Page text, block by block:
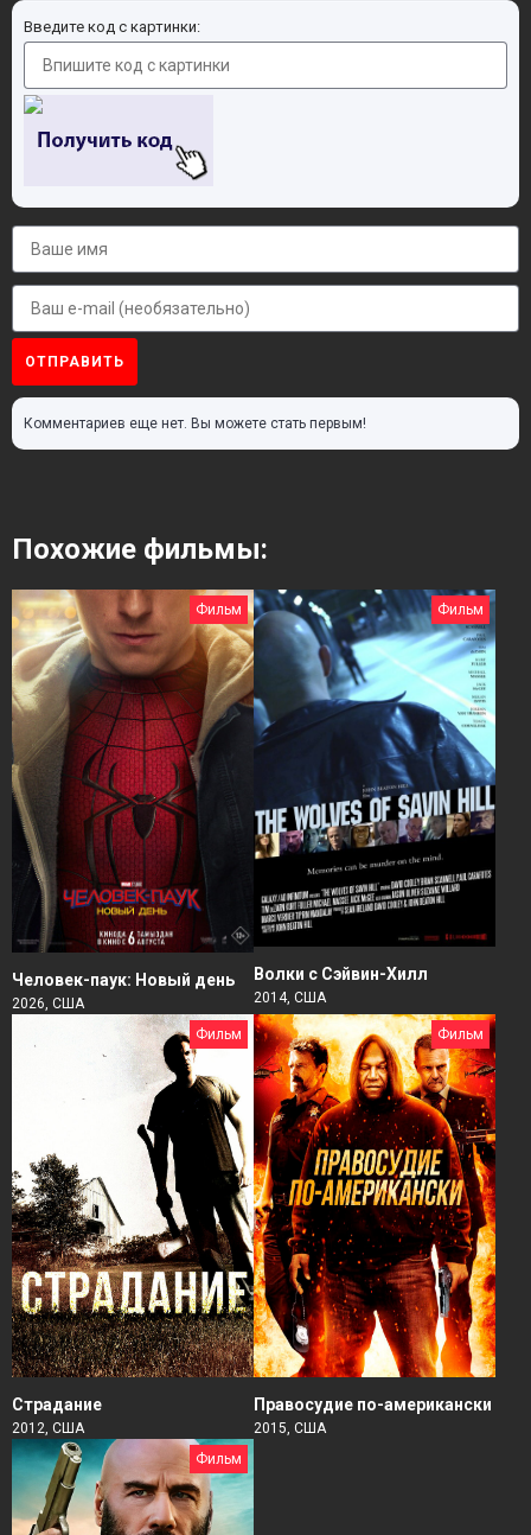
Введите код с картинки:
ОТПРАВИТЬ
Комментариев еще нет. Вы можете стать первым!
Похожие фильмы:
Фильм
Человек-паук: Новый день
2026, США
Фильм
Волки с Сэйвин-Хилл
2014, США
Фильм
Страдание
2012, США
Фильм
Правосудие по-американски
2015, США
Фильм